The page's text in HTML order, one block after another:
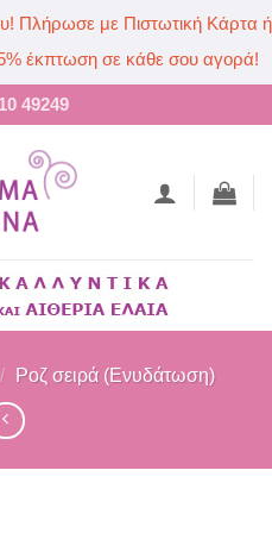
Πλήρωσε με Πιστωτική Κάρτα ή
έκπτωση σε κάθε σου αγορά!
49249
/ Ροζ σειρά (Ενυδάτωση)